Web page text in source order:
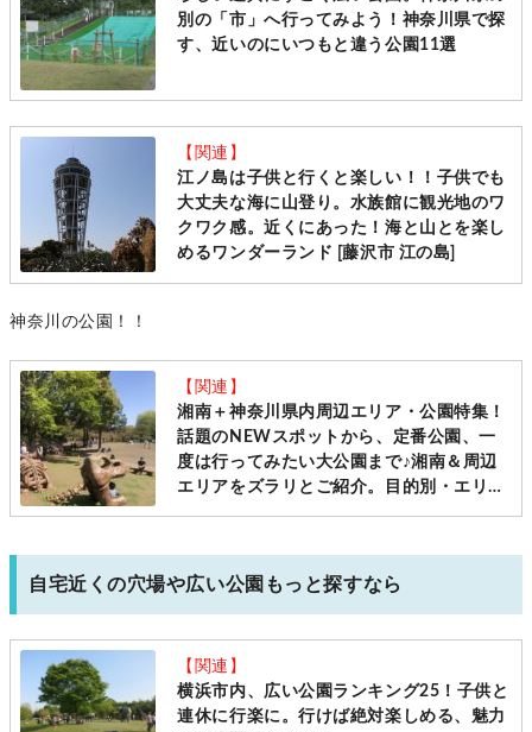
別の「市」へ行ってみよう！神奈川県で探
す、近いのにいつもと違う公園11選
【関連】
江ノ島は子供と行くと楽しい！！子供でも
大丈夫な海に山登り。水族館に観光地のワ
クワク感。近くにあった！海と山とを楽し
めるワンダーランド [藤沢市 江の島]
神奈川の公園！！
【関連】
湘南＋神奈川県内周辺エリア・公園特集！
話題のNEWスポットから、定番公園、一
度は行ってみたい大公園まで♪湘南＆周辺
エリアをズラリとご紹介。目的別・エリア
別にチョイス！2022年update版：新規ス
自宅近くの穴場や広い公園もっと探すなら
【関連】
横浜市内、広い公園ランキング25！子供と
連休に行楽に。行けば絶対楽しめる、魅力